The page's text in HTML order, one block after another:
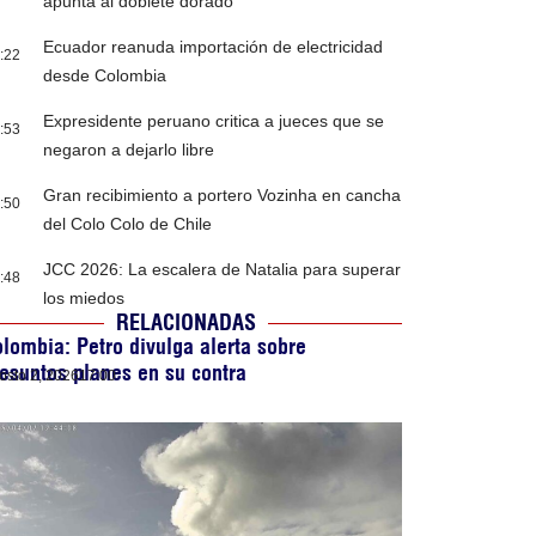
Ecuador reanuda importación de electricidad
desde Colombia
Expresidente peruano critica a jueces que se
negaron a dejarlo libre
Gran recibimiento a portero Vozinha en cancha
del Colo Colo de Chile
JCC 2026: La escalera de Natalia para superar
los miedos
RELACIONADAS
Petro divulga alerta sobre
planes en su contra
2, 202617:00